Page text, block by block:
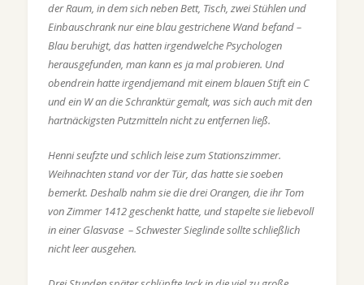
der Raum, in dem sich neben Bett, Tisch, zwei Stühlen und
Einbauschrank nur eine blau gestrichene Wand befand –
Blau beruhigt, das hatten irgendwelche Psychologen
herausgefunden, man kann es ja mal probieren. Und
obendrein hatte irgendjemand mit einem blauen Stift ein C
und ein W an die Schranktür gemalt, was sich auch mit den
hartnäckigsten Putzmitteln nicht zu entfernen ließ.
Henni seufzte und schlich leise zum Stationszimmer.
Weihnachten stand vor der Tür, das hatte sie soeben
bemerkt. Deshalb nahm sie die drei Orangen, die ihr Tom
von Zimmer 1412 geschenkt hatte, und stapelte sie liebevoll
in einer Glasvase – Schwester Sieglinde sollte schließlich
nicht leer ausgehen.